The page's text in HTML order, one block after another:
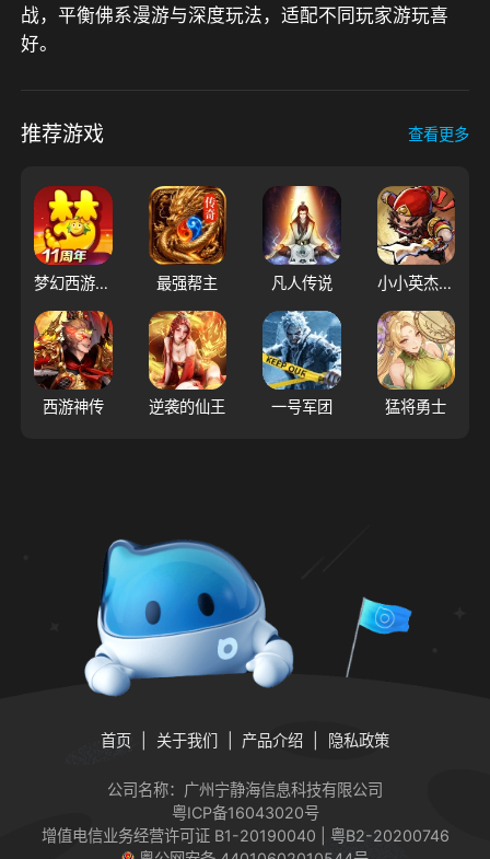
战，平衡佛系漫游与深度玩法，适配不同玩家游玩喜
好。
推荐游戏 查看更多
梦幻西游（大陆服） 最强帮主 凡人传说 小小英杰：合战天下
西游神传 逆袭的仙王 一号军团 猛将勇士
首页 关于我们 产品介绍 隐私政策
公司名称：广州宁静海信息科技有限公司
粤ICP备16043020号
增值电信业务经营许可证 B1-20190040 | 粤B2-20200746